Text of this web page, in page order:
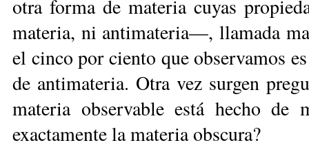
otra forma de materia cuyas
materia, ni antimateria—, llamada
el cinco por ciento que observamos
de antimateria. Otra vez surgen
materia observable está hecho
exactamente la materia obscura?